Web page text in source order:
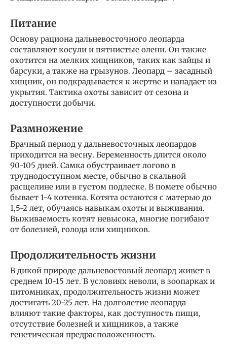
Питание
Основу рациона дальневосточного леопарда
составляют косули и пятнистые олени. Он также
охотится на мелких хищников, таких как зайцы и
барсуки, а также на грызунов. Леопард – засадный
хищник, он подкрадывается к жертве и нападает из
укрытия. Тактика охоты зависит от сезона и
доступности добычи.
Размножение
Брачный период у дальневосточных леопардов
приходится на весну. Беременность длится около
90-105 дней. Самка обустраивает логово в
труднодоступном месте, обычно в скальной
расщелине или в густом подлеске. В помете обычно
бывает 1-4 котенка. Котята остаются с матерью до
1,5-2 лет, обучаясь навыкам охоты и выживания.
Выживаемость котят невысока, многие погибают
от болезней, голода или хищников.
Продолжительность жизни
В дикой природе дальневостовый леопард живет в
среднем 10-15 лет. В условиях неволи, в зоопарках и
питомниках, продолжительность жизни может
достигать 20-25 лет. На долголетие леопарда
влияют такие факторы, как доступность пищи,
отсутствие болезней и хищников, а также
генетическая предрасположенность.